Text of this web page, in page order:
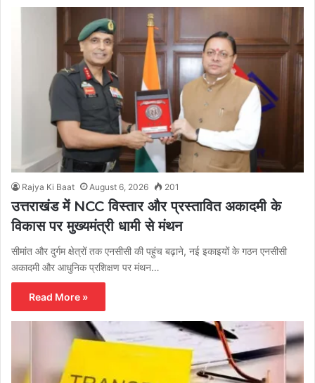
Rajya Ki Baat August 6, 2026 201
उत्तराखंड में NCC विस्तार और प्रस्तावित अकादमी के
विकास पर मुख्यमंत्री धामी से मंथन
सीमांत और दुर्गम क्षेत्रों तक एनसीसी की पहुंच बढ़ाने, नई इकाइयों के गठन एनसीसी
अकादमी और आधुनिक प्रशिक्षण पर मंथन…
Read More »